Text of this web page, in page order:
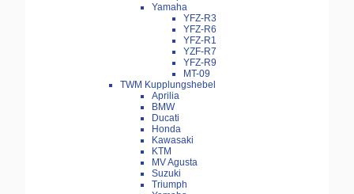
Yamaha
YFZ-R3
YFZ-R6
YFZ-R1
YZF-R7
YFZ-R9
MT-09
TWM Kupplungshebel
Aprilia
BMW
Ducati
Honda
Kawasaki
KTM
MV Agusta
Suzuki
Triumph